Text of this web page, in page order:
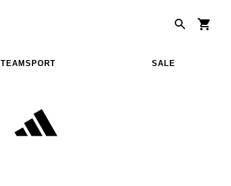
TEAMSPORT SALE